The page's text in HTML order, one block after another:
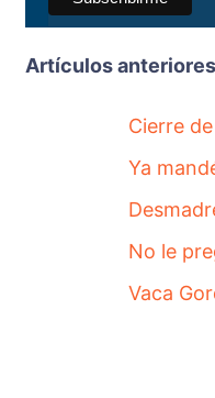
Artículos anteriores
Cierre
Ya
No le
Vaca